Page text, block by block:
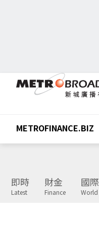
METROFINANCE.BIZ
即時
Latest
財金
Finance
國際
World